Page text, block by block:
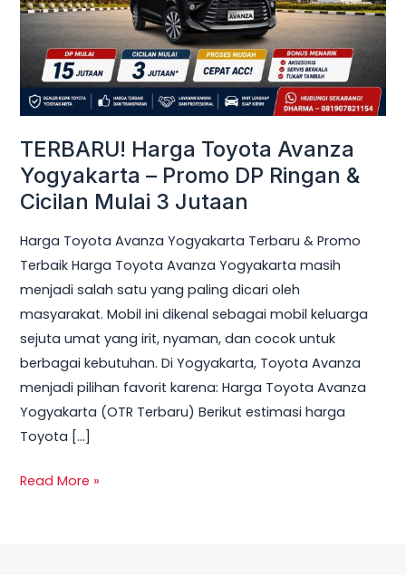
TERBARU! Harga Toyota Avanza
Yogyakarta – Promo DP Ringan &
Cicilan Mulai 3 Jutaan
Harga Toyota Avanza Yogyakarta Terbaru & Promo
Terbaik Harga Toyota Avanza Yogyakarta masih
menjadi salah satu yang paling dicari oleh
masyarakat. Mobil ini dikenal sebagai mobil keluarga
sejuta umat yang irit, nyaman, dan cocok untuk
berbagai kebutuhan. Di Yogyakarta, Toyota Avanza
menjadi pilihan favorit karena: Harga Toyota Avanza
Yogyakarta (OTR Terbaru) Berikut estimasi harga
Toyota […]
–
Promo
DP
Ringan
&
Mulai
3
Jutaan
Read More »